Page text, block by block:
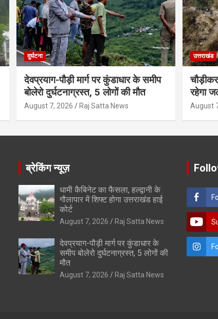
दुर्घटना
देवप्रयाग-पौड़ी मार्ग पर कुंडाधार के समीप
बोलेरो दुर्घटनाग्रस्त, 5 लोगों की मौत
August 7, 2026 Raj Satta News
उत्तराखंड
रहेगा
August
ब्रेकिंग न्यूज़
धामी कैबिनेट का फैसला, हल्द्वानी के
गौलापार में शिफ्ट होगा उत्तराखंड हाई
कोर्ट
August 7, 2026 Raj Satta News
देवप्रयाग-पौड़ी मार्ग पर कुंडाधार के
समीप बोलेरो दुर्घटनाग्रस्त, 5 लोगों की
मौत
August 7, 2026 Raj Satta News